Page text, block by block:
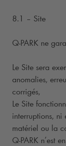
8.1 – Site
Q-PARK ne
Le Site sera
anomalies,
corrigés,
Le Site
interruptions,
matériel ou la
Q-PARK n’est